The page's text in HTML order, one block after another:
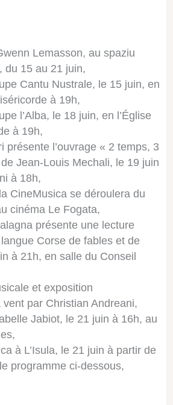
Lemasson, au spaziu
du 15 au 21 juin,
Cantu Nustrale, le 15 juin, en
à 19h,
l’Alba, le 18 juin, en l’Église
à 19h,
présente l’ouvrage « 2 temps, 3
Jean-Louis Mechali, le 19 juin
à 18h,
CineMusicase déroulera du
cinéma Le Fogata,
présente une lecture
Corse de fables et de
à 21h, en salle du Conseil
et exposition
vent par Christian Andreani,
Jabiot, le 21 juin à 16h, au
à L’Isula, le 21 juin à partir de
programme ci-dessous,